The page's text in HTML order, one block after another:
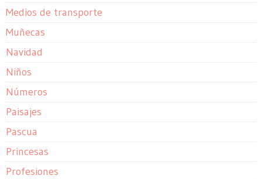
Medios de transporte
Muñecas
Navidad
Niños
Números
Paisajes
Pascua
Princesas
Profesiones